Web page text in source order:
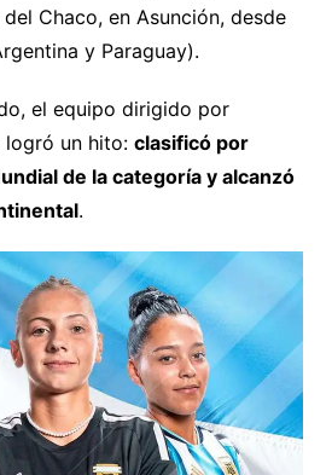
Chaco, en Asunción, desde
y Paraguay).
el equipo dirigido por
logró un hito: clasificó por
de la categoría y alcanzó
.